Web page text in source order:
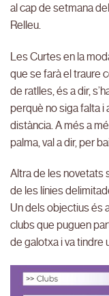
al cap de setmana
Relleu.
Les Curtes en la
que se farà el traure
de ratlles, és a dir,
perquè no siga falta
distància. A més a
palma, val a dir, per
Altra de les novetats
de les línies
Un dels objectius és
clubs que puguen
de galotxa i va tindre